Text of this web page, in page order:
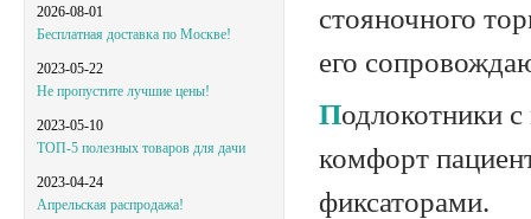
2026-08-01
Бесплатная доставка по Москве!
2023-05-22
Не пропустите лучшие цены!
2023-05-10
ТОП-5 полезных товаров для дачи
2023-04-24
Апрельская распродажа!
стояночного
его
Подлокотники с мягкими накладками обеспечивают дополнительный
комфорт
фиксаторами.